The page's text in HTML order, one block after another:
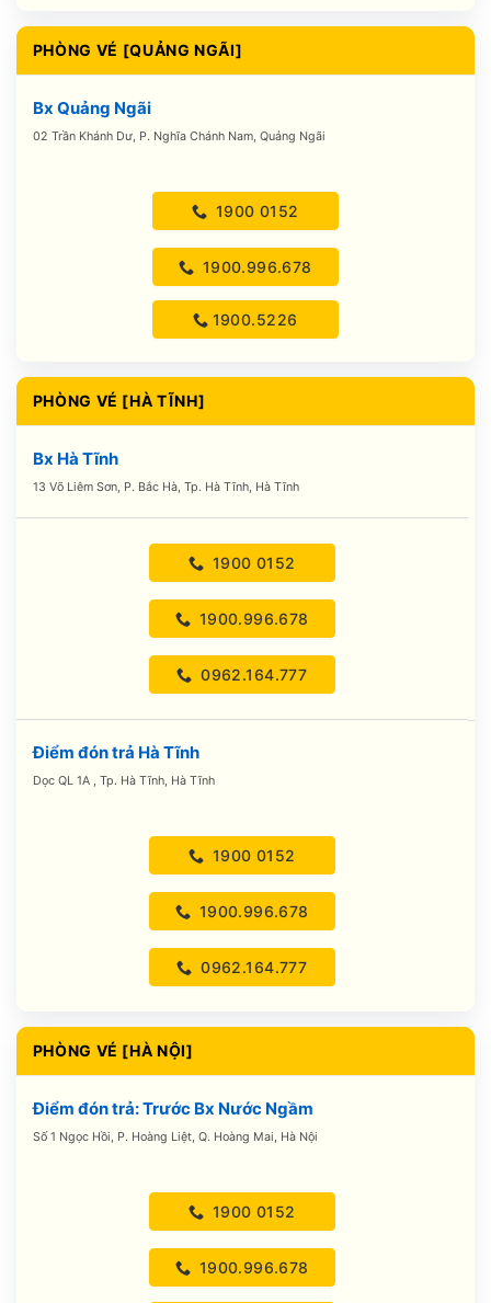
PHÒNG VÉ [QUẢNG NGÃI]
Bx Quảng Ngãi
02 Trần Khánh Dư, P. Nghĩa Chánh Nam, Quảng Ngãi
1900 0152
1900.996.678
1900.5226
PHÒNG VÉ [HÀ TĨNH]
Bx Hà Tĩnh
13 Võ Liêm Sơn, P. Bắc Hà, Tp. Hà Tĩnh, Hà Tĩnh
1900 0152
1900.996.678
0962.164.777
Điểm đón trả Hà Tĩnh
Dọc QL 1A , Tp. Hà Tĩnh, Hà Tĩnh
1900 0152
1900.996.678
0962.164.777
PHÒNG VÉ [HÀ NỘI]
Điểm đón trả: Trước Bx Nước Ngầm
Số 1 Ngọc Hồi, P. Hoàng Liệt, Q. Hoàng Mai, Hà Nội
1900 0152
1900.996.678